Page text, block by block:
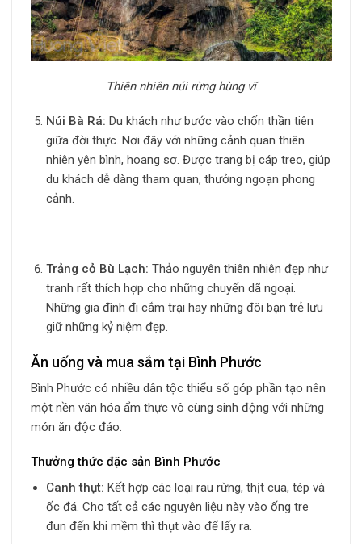
Thiên nhiên núi rừng hùng vĩ
Núi Bà Rá: Du khách như bước vào chốn thần tiên
giữa đời thực. Nơi đây với những cảnh quan thiên
nhiên yên bình, hoang sơ. Được trang bị cáp treo, giúp
du khách dễ dàng tham quan, thưởng ngoạn phong
cảnh.
Trảng cỏ Bù Lạch: Thảo nguyên thiên nhiên đẹp như
tranh rất thích hợp cho những chuyến dã ngoại.
Những gia đình đi cắm trại hay những đôi bạn trẻ lưu
giữ những kỷ niệm đẹp.
Ăn uống và mua sắm tại Bình Phước
Bình Phước có nhiều dân tộc thiểu số góp phần tạo nên
một nền văn hóa ẩm thực vô cùng sinh động với những
món ăn độc đáo.
Thưởng thức đặc sản Bình Phước
Canh thụt: Kết hợp các loại rau rừng, thịt cua, tép và
ốc đá. Cho tất cả các nguyên liệu này vào ống tre
đun đến khi mềm thì thụt vào để lấy ra.